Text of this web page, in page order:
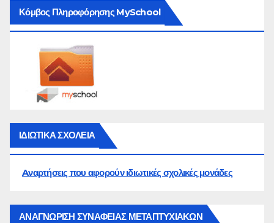
Κόμβος Πληροφόρησης MySchool
ΙΔΙΩΤΙΚΑ ΣΧΟΛΕΙΑ
Aναρτήσεις που αφορούν ιδιωτικές σχολικές μονάδες
ΑΝΑΓΝΩΡΙΣΗ ΣΥΝΑΦΕΙΑΣ ΜΕΤΑΠΤΥΧΙΑΚΩΝ